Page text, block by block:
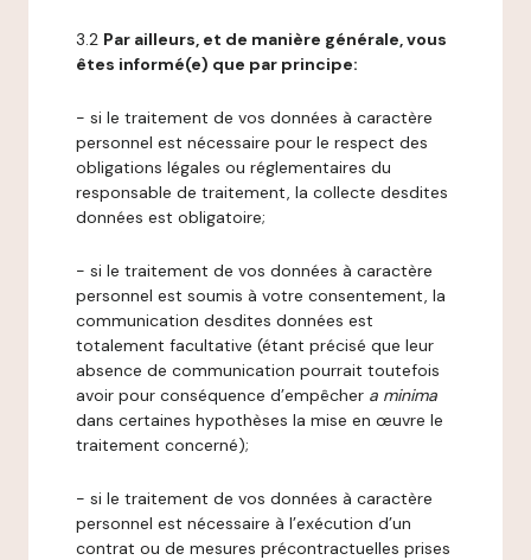
3.2 Par ailleurs, et de manière générale, vous
êtes informé(e) que par principe:
- si le traitement de vos données à caractère
personnel est nécessaire pour le respect des
obligations légales ou réglementaires du
responsable de traitement, la collecte desdites
données est obligatoire;
- si le traitement de vos données à caractère
personnel est soumis à votre consentement, la
communication desdites données est
totalement facultative (étant précisé que leur
absence de communication pourrait toutefois
avoir pour conséquence d’empêcher a minima
dans certaines hypothèses la mise en œuvre le
traitement concerné);
- si le traitement de vos données à caractère
personnel est nécessaire à l’exécution d’un
contrat ou de mesures précontractuelles prises